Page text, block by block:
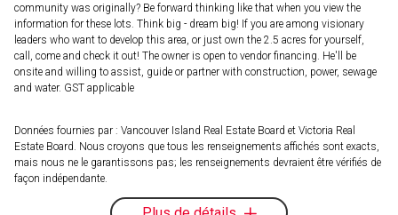
community was originally? Be forward thinking like that when you view the
information for these lots. Think big - dream big! If you are among visionary
leaders who want to develop this area, or just own the 2.5 acres for yourself,
call, come and check it out! The owner is open to vendor financing. He'll be
onsite and willing to assist, guide or partner with construction, power, sewage
and water. GST applicable
Données fournies par : Vancouver Island Real Estate Board et Victoria Real
Estate Board. Nous croyons que tous les renseignements affichés sont exacts,
mais nous ne le garantissons pas; les renseignements devraient être vérifiés de
façon indépendante.